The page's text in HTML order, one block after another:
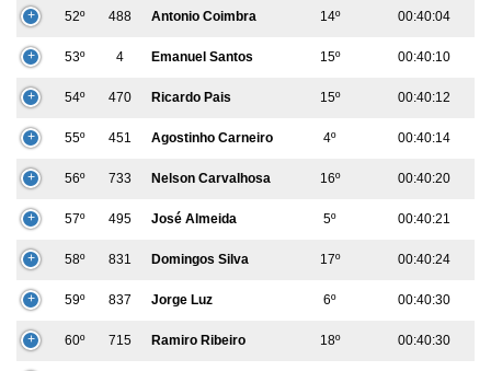
52º 488 Antonio Coimbra 14º 00:40:04
53º 4 Emanuel Santos 15º 00:40:10
54º 470 Ricardo Pais 15º 00:40:12
55º 451 Agostinho Carneiro 4º 00:40:14
56º 733 Nelson Carvalhosa 16º 00:40:20
57º 495 José Almeida 5º 00:40:21
58º 831 Domingos Silva 17º 00:40:24
59º 837 Jorge Luz 6º 00:40:30
60º 715 Ramiro Ribeiro 18º 00:40:30